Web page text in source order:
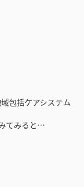
包括ケアシステム
てみると…